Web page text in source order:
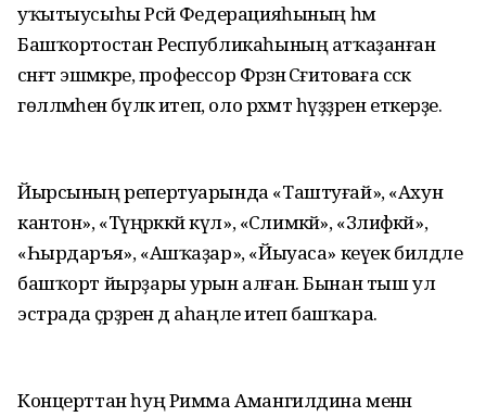
уҡытыусыһы Рәсәй Федерацияһының һәм
Башҡортостан Республикаһының атҡаҙанған
сәнғәт эшмәкәре, профессор Фәрзәнә Сәғитоваға сәскә
гөлләмәһен бүләк итеп, оло рәхмәт һүҙҙәрен еткерҙе.
Йырсының репертуарында «Таштуғай», «Ахун
кантон», «Түңәрәккәй күл», «Сәлимәкәй», «Зәлифәкәй»,
«Һырдаръя», «Ашҡаҙар», «Йыуаса» кеүек билдәле
башҡорт йырҙары урын алған. Бынан тыш ул
эстрада әҫәрҙәрен дә аһаңле итеп башҡара.
Концерттан һуң Римма Амангилдина менән